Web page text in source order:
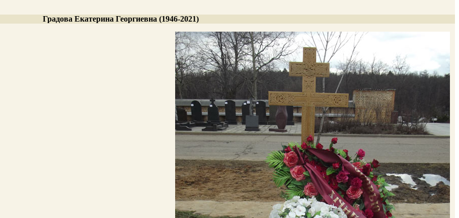
Градова Екатерина Георгиевна (1946-2021)